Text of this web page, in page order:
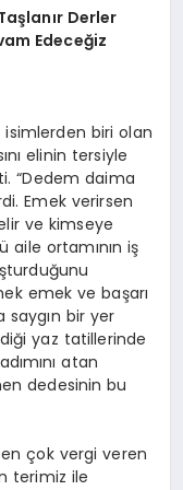
Derler
Edeceğiz
isimlerden biri olan
elinin tersiyle
“Dedem daima
Emek verirsen
ve kimseye
ortamının iş
emek ve başarı
saygın bir yer
yaz tatillerinde
atan
dedesinin bu
çok vergi veren
terimiz ile